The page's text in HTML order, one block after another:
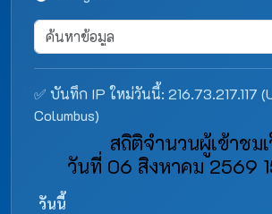
✅ บันทึก IP ใหม่วันนี้: 216.73.217.117
Columbus)
สถิติจำนวนผู้เข้าชม
วันที่ 06 สิงหาคม 2569
วันนี้